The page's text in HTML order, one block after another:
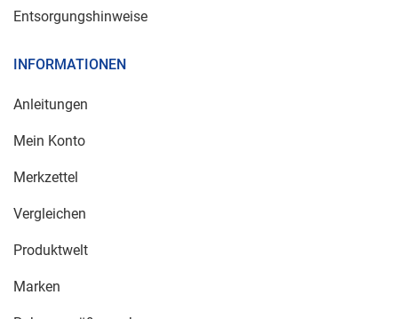
Entsorgungshinweise
INFORMATIONEN
Anleitungen
Mein Konto
Merkzettel
Vergleichen
Produktwelt
Marken